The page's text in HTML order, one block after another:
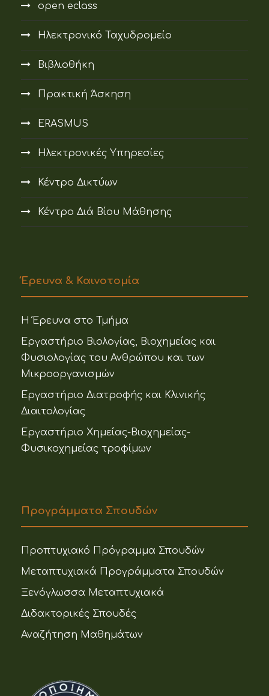
open eclass
Ηλεκτρονικό Ταχυδρομείο
Βιβλιοθήκη
Πρακτική Άσκηση
ERASMUS
Ηλεκτρονικές Υπηρεσίες
Κέντρο Δικτύων
Κέντρο Διά Βίου Μάθησης
Έρευνα & Καινοτομία
Η Έρευνα στο Τμήμα
Εργαστήριο Βιολογίας, Βιοχημείας και
Φυσιολογίας του Ανθρώπου και των
Μικροοργανισμών
Εργαστήριο Διατροφής και Κλινικής
Διαιτολογίας
Εργαστήριο Χημείας-Βιοχημείας-
Φυσικοχημείας τροφίμων
Προγράμματα Σπουδών
Προπτυχιακό Πρόγραμμα Σπουδών
Μεταπτυχιακά Προγράμματα Σπουδών
Ξενόγλωσσα Μεταπτυχιακά
Διδακτορικές Σπουδές
Αναζήτηση Μαθημάτων